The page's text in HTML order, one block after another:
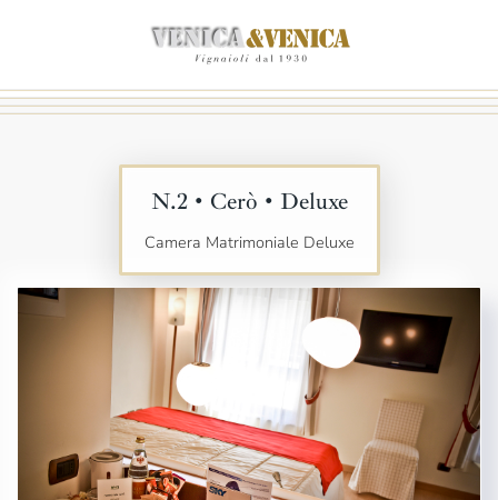
al
contenuto
N.2 • Cerò • Deluxe
Camera Matrimoniale Deluxe